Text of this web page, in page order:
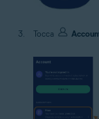
Tocca